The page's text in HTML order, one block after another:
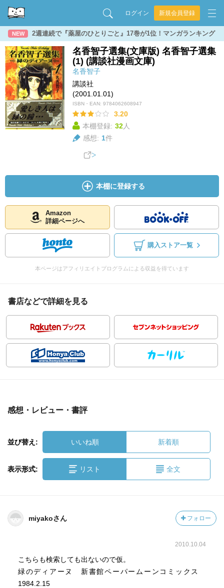
ログイン 新規会員登録
NEW 2週連続で『薬屋のひとりごと』17巻が1位！マンガランキング
名香智子選集(文庫版) 名香智子選集
(1) (講談社漫画文庫)
名香智子
講談社
(2001.01.01)
ISBN・EAN: 9784062608947
3.20
本棚登録: 32人
感想: 1件
本棚に登録する
Amazon
詳細ページへ
購入ストア一覧
本ページはアフィリエイトプログラムによる収益を得ています
書店などで詳細を見る
感想・レビュー・書評
並び替え: いいね順 新着順
表示形式: リスト 全文
miyakoさん フォロー
2010.10.04
こちらも検索しても出ないので仮。
緑のディアーヌ 新書館ペーパームーンコミックス
1984.2.15